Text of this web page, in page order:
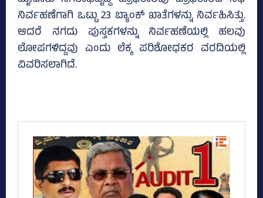
ನಿರ್ವಹಣೆಗಾಗಿ ಒಟ್ಟು 23 ಬ್ಯಾಂಕ್‌ ಖಾತೆಗಳನ್ನು ನಿರ್ವಹಿಸಿತ್ತು.
ಆದರೆ ನಗದು ಪುಸ್ತಕಗಳನ್ನು ನಿರ್ವಹಣೆಯಲ್ಲಿ ಹಲವು
ಲೋಪಗಳಿದ್ದವು ಎಂದು ಲೆಕ್ಕ ಪರಿಶೋಧಕರ ವರದಿಯಲ್ಲಿ
ವಿವರಿಸಲಾಗಿದೆ.